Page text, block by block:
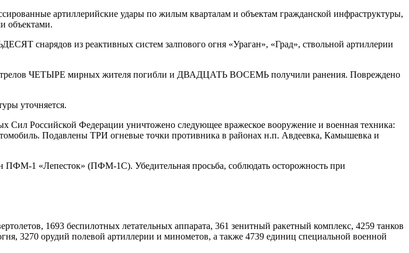
артиллерийские удары по жилым кварталам и объектам гражданской инфраструктуры,
объектами.
из реактивных систем залпового огня «Ураган», «Град», ствольной артиллерии
ЧЕТЫРЕ мирных жителя погибли и ДВАДЦАТЬ ВОСЕМЬ получили ранения. Повреждено
уточняется.
Российской Федерации уничтожено следующее вражеское вооружение и военная техника:
Подавлены ТРИ огневые точки противника в районах н.п. Авдеевка, Камышевка и
ПФМ-1 «Лепесток» (ПФМ-1С). Убедительная просьба, соблюдать осторожность при
1693 беспилотных летательных аппарата, 361 зенитный ракетный комплекс, 4259 танков
3270 орудий полевой артиллерии и минометов, а также 4739 единиц специальной военной